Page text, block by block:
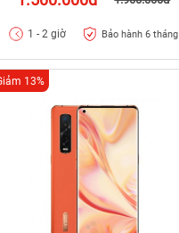
1 - 2 giờ Bảo hành 6 tháng
13%